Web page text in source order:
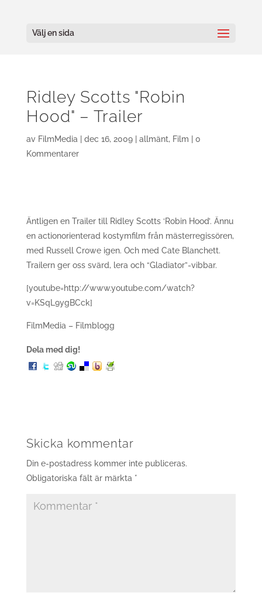
Välj en sida
Ridley Scotts "Robin
Hood" – Trailer
av FilmMedia dec 16, 2009| allmänt, Film
0
Kommentarer
Äntligen en Trailer till Ridley Scotts ‘Robin Hood’. Ännu
en actionorienterad kostymfilm från mästerregissören,
med Russell Crowe igen. Och med Cate Blanchett.
Trailern ger oss svärd, lera och “Gladiator”-vibbar.
[youtube=http://www.youtube.com/watch?
v=KSqL9ygBCck]
FilmMedia – Filmblogg
Dela med dig!
Skicka kommentar
Din e-postadress kommer inte publiceras.
Obligatoriska fält är märkta *